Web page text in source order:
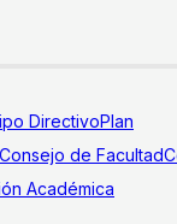
DirectivoPlan
Consejo de Facultad
Académica